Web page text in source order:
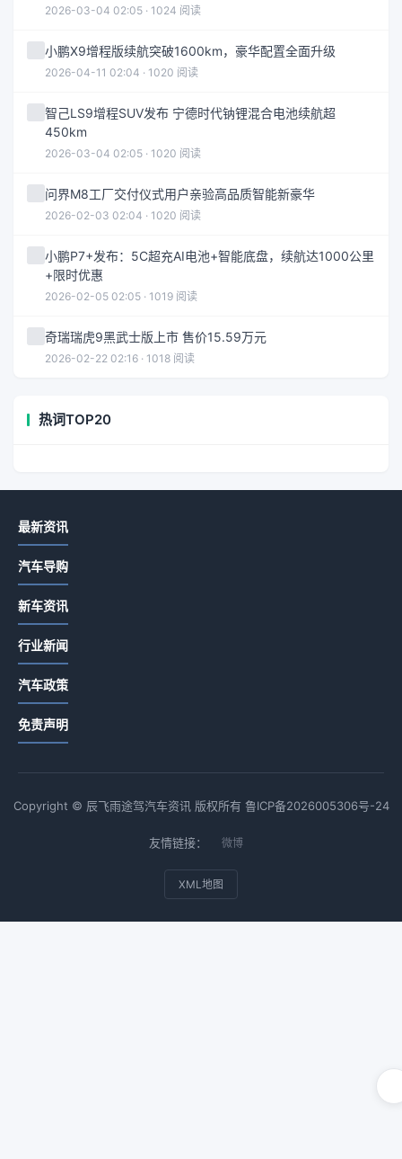
2026-03-04 02:05 · 1024 阅读
小鹏X9增程版续航突破1600km，豪华配置全面升级
2026-04-11 02:04 · 1020 阅读
智己LS9增程SUV发布 宁德时代钠锂混合电池续航超
450km
2026-03-04 02:05 · 1020 阅读
问界M8工厂交付仪式用户亲验高品质智能新豪华
2026-02-03 02:04 · 1020 阅读
小鹏P7+发布：5C超充AI电池+智能底盘，续航达1000公里
+限时优惠
2026-02-05 02:05 · 1019 阅读
奇瑞瑞虎9黑武士版上市 售价15.59万元
2026-02-22 02:16 · 1018 阅读
热词TOP20
最新资讯
汽车导购
新车资讯
行业新闻
汽车政策
免责声明
Copyright © 辰飞雨途驾汽车资讯 版权所有 鲁ICP备2026005306号-24
友情链接： 微博
XML地图